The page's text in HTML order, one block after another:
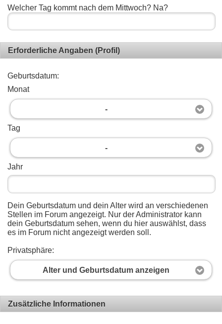
Welcher Tag kommt nach dem Mittwoch? Na?
Erforderliche Angaben (Profil)
Geburtsdatum:
Monat
-
Tag
-
Jahr
Dein Geburtsdatum und dein Alter wird an verschiedenen
Stellen im Forum angezeigt. Nur der Administrator kann
dein Geburtsdatum sehen, wenn du hier auswählst, dass
es im Forum nicht angezeigt werden soll.
Privatsphäre:
Alter und Geburtsdatum anzeigen
Zusätzliche Informationen